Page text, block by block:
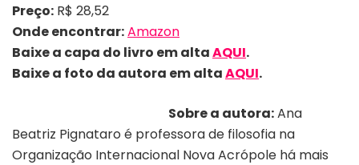
Preço: R$ 28,52
Onde encontrar:Amazon
Baixe a capa do livro em altaAQUI.
Baixe a foto da autora em altaAQUI.
Sobre a autora:Ana
Beatriz Pignataro é professora de filosofia na
Organização Internacional Nova Acrópole há mais